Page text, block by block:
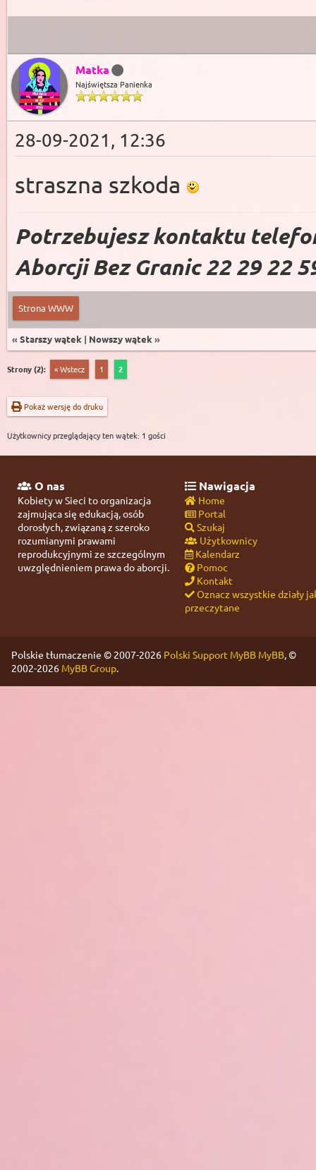
Matka
Najświętsza Panienka
28-09-2021, 12:36
straszna szkoda
Potrzebujesz kontaktu
Aborcji Bez Granic 22 29 22
Strona WWW
« Starszy wątek | Nowszy wątek »
Strony (2): « Wstecz 1 2
Pokaż wersję do druku
Użytkownicy przeglądający ten wątek: 1 gości
O nas
Kobiety w Sieci to organizacja
zajmująca się edukacją, osób
dorosłych, związaną z szeroko
rozumianymi prawami
reprodukcyjnymi ze szczególnym
uwzględnieniem prawa do aborcji.
Nawigacja
Home
Portal
Szukaj
Użytkownicy
Kalendarz
Pomoc
Kontakt
Oznacz wszystkie działy
przeczytane
Polskie tłumaczenie © 2007-2026 Polski Support MyBB MyBB, ©
2002-2026 MyBB Group.